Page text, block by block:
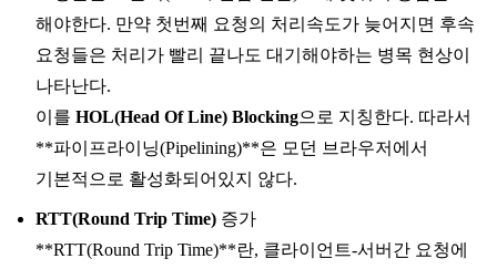
해야한다. 만약 첫번째 요청의 처리속도가 늦어지면 후속
요청들은 처리가 빨리 끝나도 대기해야하는 병목 현상이
나타난다.
이를 HOL(Head Of Line) Blocking으로 지칭한다. 따라서
**파이프라이닝(Pipelining)**은 모던 브라우저에서
기본적으로 활성화되어있지 않다.
RTT(Round Trip Time) 증가
**RTT(Round Trip Time)**란, 클라이언트-서버간 요청에